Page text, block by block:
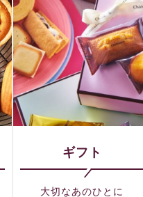
ギフト
大切なあのひとに